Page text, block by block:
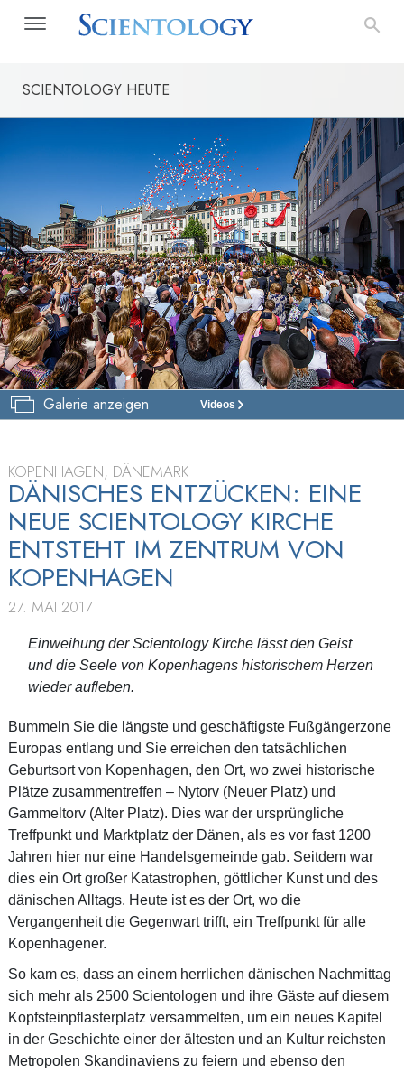
SCIENTOLOGY HEUTE
Galerie anzeigen Videos
SCIENTOLOGY
EINWEIHUNG
KOPENHAGEN, DÄNEMARK
DÄNISCHES ENTZÜCKEN: EINE
NEUE SCIENTOLOGY KIRCHE
ENTSTEHT IM ZENTRUM VON
KOPENHAGEN
27. MAI 2017
Einweihung der Scientology Kirche lässt den Geist
und die Seele von Kopenhagens historischem Herzen
wieder aufleben.
Bummeln Sie die längste und geschäftigste Fußgängerzone
Europas entlang und Sie erreichen den tatsächlichen
Geburtsort von Kopenhagen, den Ort, wo zwei historische
Plätze zusammentreffen – Nytorv (Neuer Platz) und
Gammeltorv (Alter Platz). Dies war der ursprüngliche
Treffpunkt und Marktplatz der Dänen, als es vor fast 1200
Jahren hier nur eine Handelsgemeinde gab. Seitdem war
dies ein Ort großer Katastrophen, göttlicher Kunst und des
dänischen Alltags. Heute ist es der Ort, wo die
Vergangenheit die Gegenwart trifft, ein Treffpunkt für alle
Kopenhagener.
So kam es, dass an einem herrlichen dänischen Nachmittag
sich mehr als 2500 Scientologen und ihre Gäste auf diesem
Kopfsteinpflasterplatz versammelten, um ein neues Kapitel
in der Geschichte einer der ältesten und an Kultur reichsten
Metropolen Skandinaviens zu feiern und ebenso den